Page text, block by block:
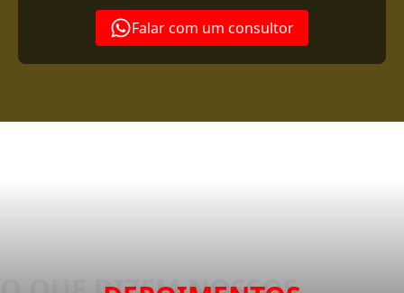
Falar com um consultor